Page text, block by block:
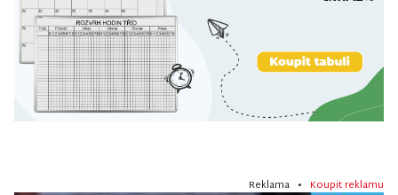
Reklama • Koupit reklamu